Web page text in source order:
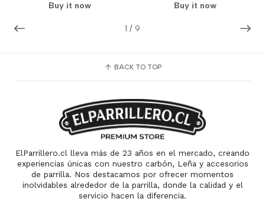
1 / 9
Buy it now Buy it now
BACK TO TOP
ElParrillero.cl lleva más de 23 años en el mercado, creando
experiencias únicas con nuestro carbón, Leña y accesorios
de parrilla. Nos destacamos por ofrecer momentos
inolvidables alrededor de la parrilla, donde la calidad y el
servicio hacen la diferencia.